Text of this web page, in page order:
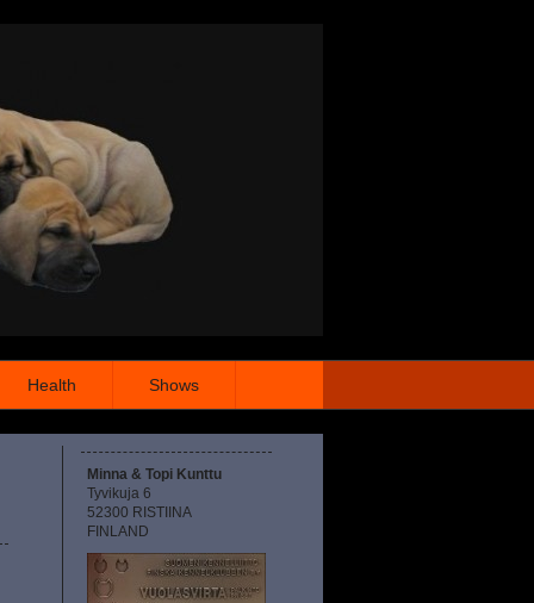
Health Shows
Minna & Topi Kunttu
Tyvikuja 6
52300 RISTIINA
FINLAND